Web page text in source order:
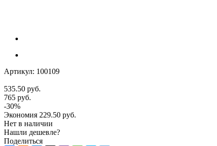
Артикул: 100109
535.50 руб.
765 руб.
-30%
Экономия 229.50 руб.
Нет в наличии
Нашли дешевле?
Поделиться